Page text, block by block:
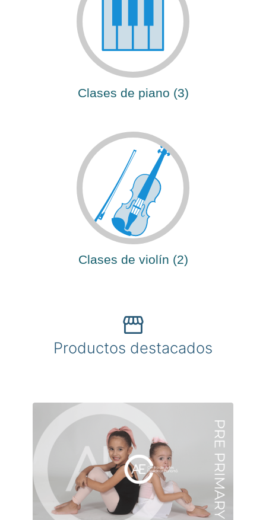
Clases de piano (3)
Clases de violín (2)
storefront
Productos destacados